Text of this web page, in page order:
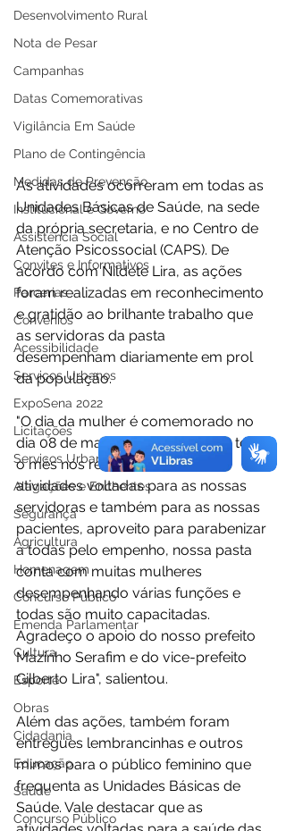
Desenvolvimento Rural
Nota de Pesar
Campanhas
Datas Comemorativas
Vigilância Em Saúde
Plano de Contingência
Medidas de Prevenção
Institucional e Governo
Assistência Social
Convites e Informativos
Parcerias
Convênios
Acessibilidade
Serviços Urbanos
ExpoSena 2022
Licitações
Serviços Urbanos
Alagações e Enchentes
Segurança
Agricultura
Homenagem
Concurso Público
Emenda Parlamentar
Cultura
Esporte
Obras
Cidadania
Educação
Saúde
Concurso Público
As atividades ocorreram em todas as
Unidades Básicas de Saúde, na sede
da própria secretaria, e no Centro de
Atenção Psicossocial (CAPS). De
acordo com Nildete Lira, as ações
foram realizadas em reconhecimento
e gratidão ao brilhante trabalho que
as servidoras da pasta
desempenham diariamente em prol
da população.
"O dia da mulher é comemorado no
dia 08 de março, porém durante todo
o mês nós realizamos várias
atividades voltadas para as nossas
servidoras e também para as nossas
pacientes, aproveito para parabenizar
a todas pelo empenho, nossa pasta
conta com muitas mulheres
desempenhando várias funções e
todas são muito capacitadas.
Agradeço o apoio do nosso prefeito
Mazinho Serafim e do vice-prefeito
Gilberto Lira", salientou.
Além das ações, também foram
entregues lembrancinhas e outros
mimos para o público feminino que
frequenta as Unidades Básicas de
Saúde. Vale destacar que as